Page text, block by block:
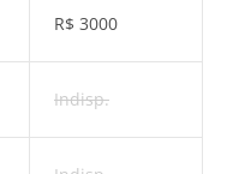
R$ 3000
Indisp.